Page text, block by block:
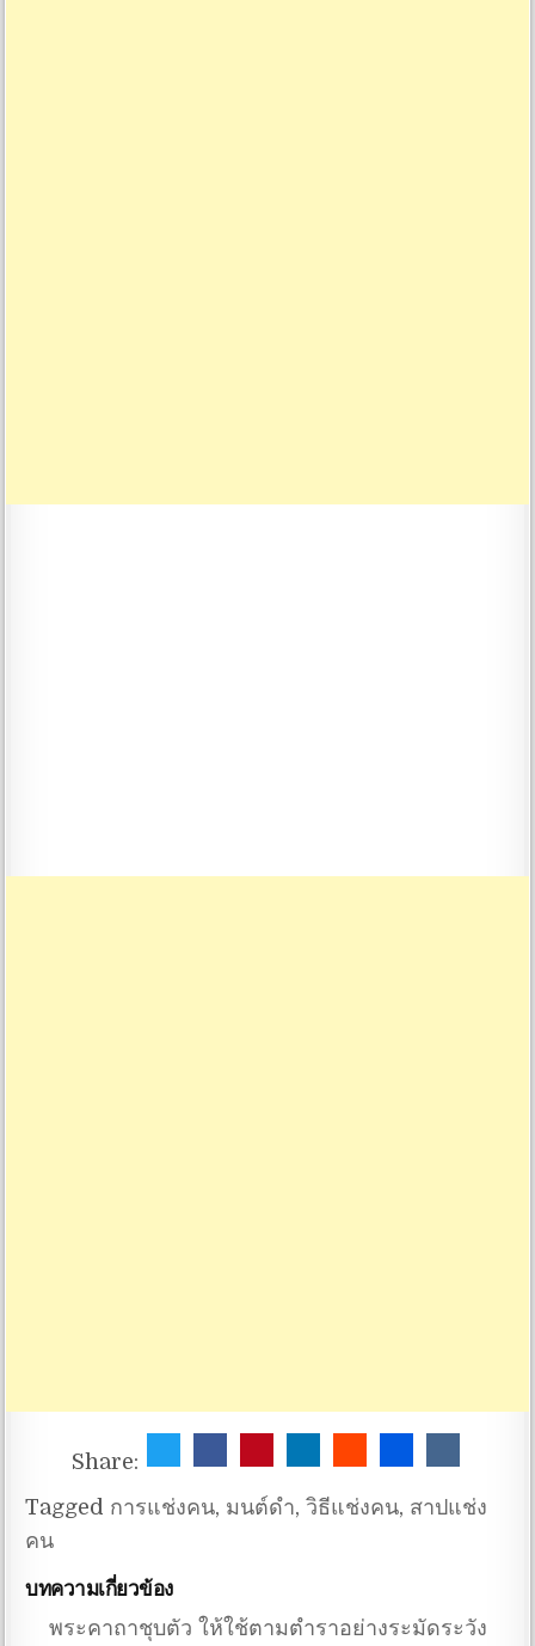
Share:
Tagged การแช่งคน, มนต์ดำ,วิธีแช่งคน, สาปแช่ง
คน
บทความเกี่ยวข้อง
พระคาถาชุบตัว ให้ใช้ตามตำราอย่างระมัดระวัง